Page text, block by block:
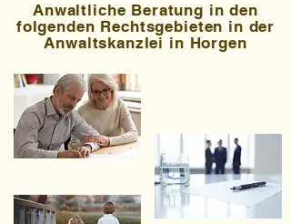
Anwaltliche Beratung in den
folgenden Rechtsgebieten in der
Anwaltskanzlei in Horgen